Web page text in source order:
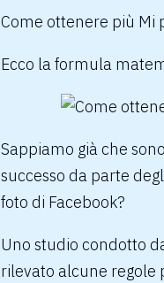
Come ottenere più Mi
Ecco la formula
Sappiamo già che
successo da parte
foto di Facebook?
Uno studio condotto
rilevato alcune regole